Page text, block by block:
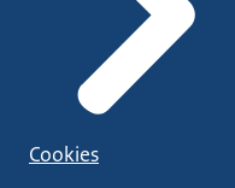
Cookies